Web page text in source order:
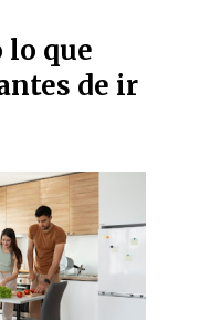
lo que
de ir